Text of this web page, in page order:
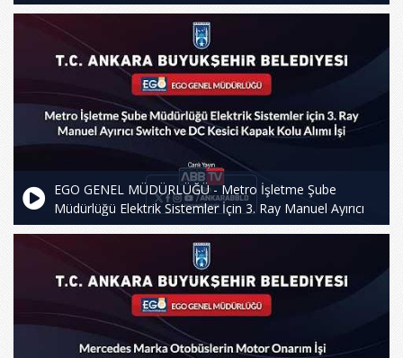
EGO GENEL MÜDÜRLÜĞÜ - Metro İşletme Şube
Müdürlüğü Elektrik Sistemler İçin 3. Ray Manuel Ayırıcı
Switch ve DC Kesici Kapak Kolu Alımı İşi